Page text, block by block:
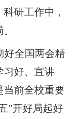
研工作中，
好全国两会精
习好、宣讲
当前全校重要
”开好局起好